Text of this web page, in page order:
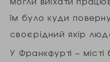
їм було куди
своєрідний якір
У Франкфурті – місті